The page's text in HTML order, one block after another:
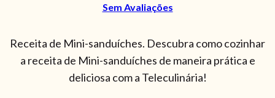
Sem Avaliações
Receita de Mini-sanduíches. Descubra como cozinhar
a receita de Mini-sanduíches de maneira prática e
deliciosa com a Teleculinária!